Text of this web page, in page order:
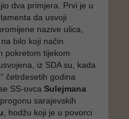
dva primjera. Prvi je u
da usvoji
nazive ulica,
bilo koji način
pokretom tijekom
iz SDA su, kada
četrdesetih godina
SS-ovca Sulejmana
sarajevskih
, hodžu koji je u povorci